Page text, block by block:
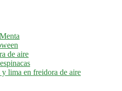
de aire
lima en freidora de aire